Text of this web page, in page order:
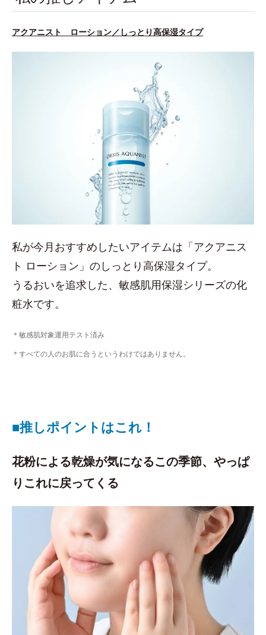
アクアニスト ローション／しっとり高保湿タイプ
私が今月おすすめしたいアイテムは「アクアニス
ト ローション」のしっとり高保湿タイプ。
うるおいを追求した、敏感肌用保湿シリーズの化
粧水です。
＊敏感肌対象運用テスト済み
＊すべての人のお肌に合うというわけではありません。
■推しポイントはこれ！
花粉による乾燥が気になるこの季節、やっぱ
りこれに戻ってくる